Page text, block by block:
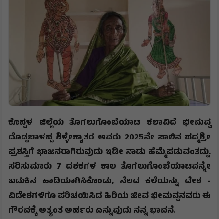
ಕೊಪ್ಪಳ ಜಿಲ್ಲೆಯ ತೊಗಲುಗೊಂಬೆಯಾಟ ಕಲಾವಿದೆ ಭೀಮವ್ವ
ದೊಡ್ಡಬಾಳಪ್ಪ ಶಿಳ್ಳೇಕ್ಯಾತರ ಅವರು 2025ನೇ ಸಾಲಿನ ಪದ್ಮಶ್ರೀ
ಪ್ರಶಸ್ತಿಗೆ ಭಾಜನರಾಗಿರುವುದು ಇಡೀ ನಾಡು ಹೆಮ್ಮೆಪಡುವಂತದ್ದು.
ಸರಿಸುಮಾರು 7 ದಶಕಗಳ ಕಾಲ ತೊಗಲುಗೊಂಬೆಯಾಟವನ್ನೇ
ಬದುಕಿನ ಹಾದಿಯಾಗಿಸಿಕೊಂಡು, ನೆಲದ ಕಲೆಯನ್ನು ದೇಶ -
ವಿದೇಶಗಳಿಗೂ ಪರಿಚಯಿಸಿದ ಹಿರಿಯ ಜೀವ ಭೀಮವ್ವನವರು ಈ
ಗೌರವಕ್ಕೆ ಅತ್ಯಂತ ಅರ್ಹರು ಎನ್ನುವುದು ನನ್ನ ಭಾವನೆ.